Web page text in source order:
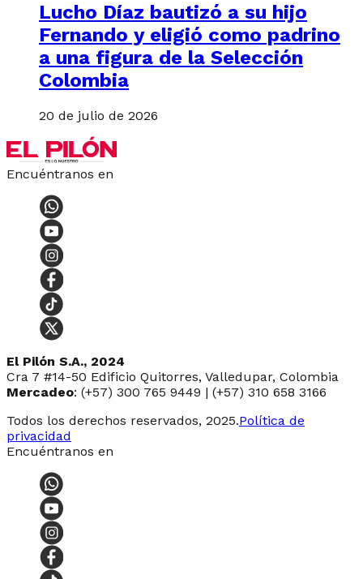
Lucho Díaz bautizó a su hijo
Fernando y eligió como padrino
a una figura de la Selección
Colombia
20 de julio de 2026
Encuéntranos en
El Pilón S.A., 2024
Cra 7 #14-50 Edificio Quitorres, Valledupar, Colombia
Mercadeo: (+57) 300 765 9449 | (+57) 310 658 3166
Todos los derechos reservados, 2025.Política de
privacidad
Encuéntranos en